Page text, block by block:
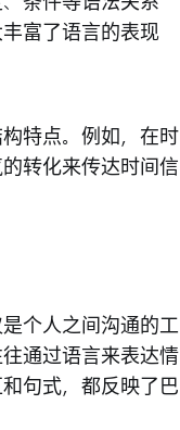
富了语言的表现
特点。例如，在时
转化来传达时间信
个人之间沟通的工
通过语言来表达情
句式，都反映了巴